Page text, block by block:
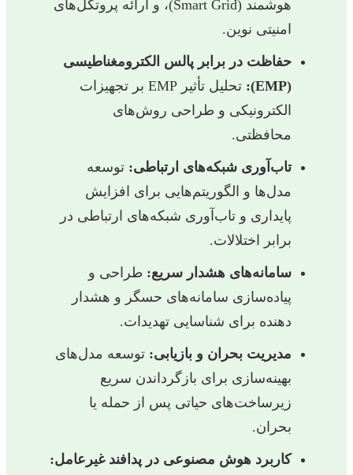
هوشمند (Smart Grid)، و ارائه پروتکل‌های
امنیتی نوین.
حفاظت در برابر پالس الکترومغناطیسی
(EMP):
تحلیل تأثیر EMP بر تجهیزات
الکترونیکی و طراحی روش‌های
محافظتی.
تاب‌آوری شبکه‌های ارتباطی: توسعه
مدل‌ها و الگوریتم‌هایی برای افزایش
پایداری و تاب‌آوری شبکه‌های ارتباطی در
برابر اختلالات.
سامانه‌های هشدار سریع: طراحی و
پیاده‌سازی سامانه‌های حسگر و هشدار
دهنده برای شناسایی تهدیدات.
مدیریت بحران و بازیابی: توسعه مدل‌های
بهینه‌سازی برای بازگرداندن سریع
زیرساخت‌های حیاتی پس از حمله یا
بحران.
کاربرد هوش مصنوعی در پدافند غیرعامل: